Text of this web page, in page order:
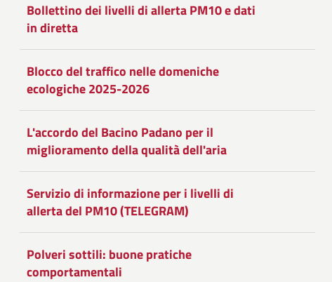
Bollettino dei livelli di allerta PM10 e dati
in diretta
Blocco del traffico nelle domeniche
ecologiche 2025-2026
L'accordo del Bacino Padano per il
miglioramento della qualità dell'aria
Servizio di informazione per i livelli di
allerta del PM10 (TELEGRAM)
Polveri sottili: buone pratiche
comportamentali